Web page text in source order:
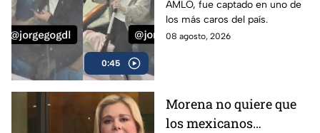
0:45
hospitales más caros
de México
AMLO, fue captado en uno de
los más caros del país.
08 agosto, 2026
Morena no quiere que
los mexicanos